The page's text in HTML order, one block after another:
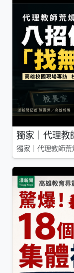
獨家｜代理
獨家｜代理教師